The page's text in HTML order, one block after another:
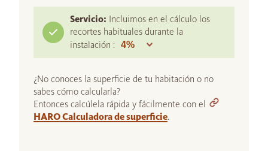
Servicio: Incluimos en el cálculo los
recortes habituales durante la
instalación :
¿No conoces la superficie de tu habitación o no
sabes cómo calcularla?
Entonces calcúlela rápida y fácilmente con el
HARO Calculadora de superficie.